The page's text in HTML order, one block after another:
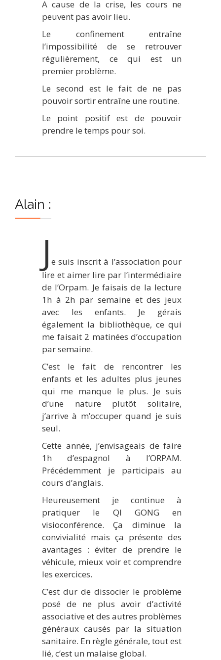
A cause de la crise, les cours ne
peuvent pas avoir lieu.
Le confinement entraîne
l’impossibilité de se retrouver
régulièrement, ce qui est un
premier problème.
Le second est le fait de ne pas
pouvoir sortir entraîne une routine.
Le point positif est de pouvoir
prendre le temps pour soi.
Alain :
J e suis inscrit à l’association pour
lire et aimer lire par l’intermédiaire
de l’Orpam. Je faisais de la lecture
1h à 2h par semaine et des jeux
avec les enfants. Je gérais
également la bibliothèque, ce qui
me faisait 2 matinées d’occupation
par semaine.
C’est le fait de rencontrer les
enfants et les adultes plus jeunes
qui me manque le plus. Je suis
d’une nature plutôt solitaire,
j’arrive à m’occuper quand je suis
seul.
Cette année, j’envisageais de faire
1h d’espagnol à l’ORPAM.
Précédemment je participais au
cours d’anglais.
Heureusement je continue à
pratiquer le QI GONG en
visioconférence. Ça diminue la
convivialité mais ça présente des
avantages : éviter de prendre le
véhicule, mieux voir et comprendre
les exercices.
C’est dur de dissocier le problème
posé de ne plus avoir d’activité
associative et des autres problèmes
généraux causés par la situation
sanitaire. En règle générale, tout est
lié, c’est un malaise global.